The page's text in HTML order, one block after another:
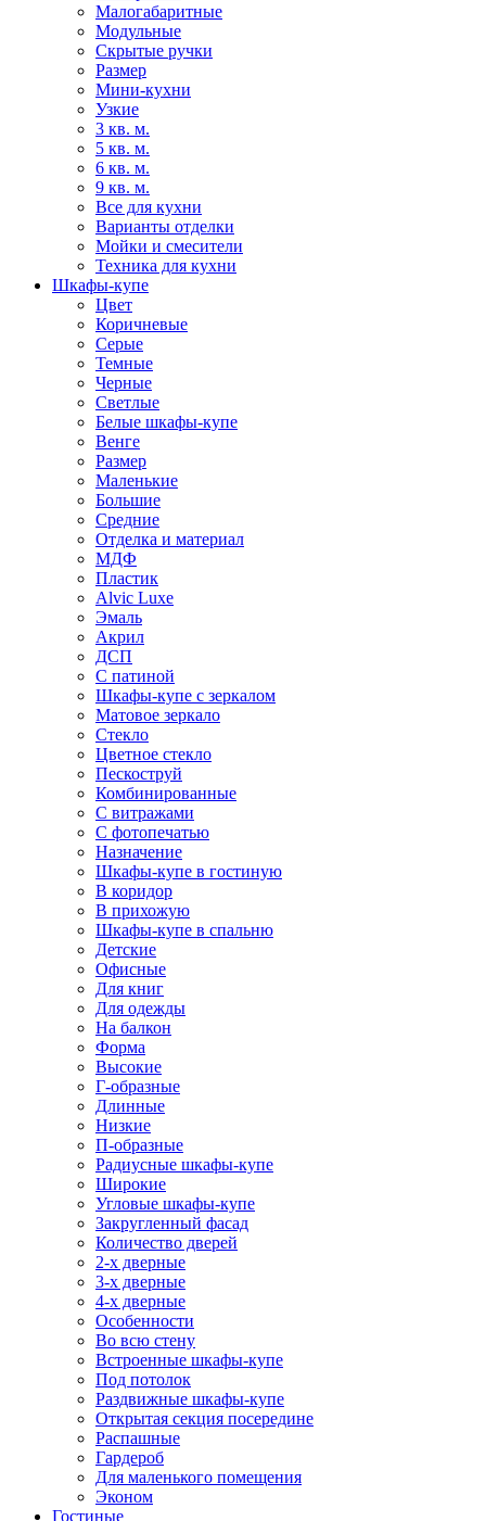
Малогабаритные
Модульные
Скрытые ручки
Размер
Мини-кухни
Узкие
3 кв. м.
5 кв. м.
6 кв. м.
9 кв. м.
Все для кухни
Варианты отделки
Мойки и смесители
Техника для кухни
Шкафы-купе
Цвет
Коричневые
Серые
Темные
Черные
Светлые
Белые шкафы-купе
Венге
Размер
Маленькие
Большие
Средние
Отделка и материал
МДФ
Пластик
Alvic Luxe
Эмаль
Акрил
ДСП
С патиной
Шкафы-купе с зеркалом
Матовое зеркало
Стекло
Цветное стекло
Пескоструй
Комбинированные
С витражами
С фотопечатью
Назначение
Шкафы-купе в гостиную
В коридор
В прихожую
Шкафы-купе в спальню
Детские
Офисные
Для книг
Для одежды
На балкон
Форма
Высокие
Г-образные
Длинные
Низкие
П-образные
Радиусные шкафы-купе
Широкие
Угловые шкафы-купе
Закругленный фасад
Количество дверей
2-х дверные
3-х дверные
4-х дверные
Особенности
Во всю стену
Встроенные шкафы-купе
Под потолок
Раздвижные шкафы-купе
Открытая секция посередине
Распашные
Гардероб
Для маленького помещения
Эконом
Гостиные